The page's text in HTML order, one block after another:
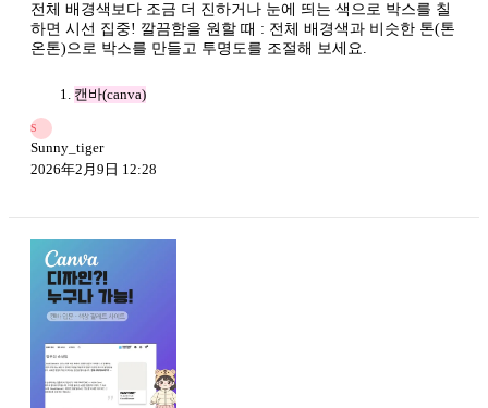
전체 배경색보다 조금 더 진하거나 눈에 띄는 색으로 박스를 칠
하면 시선 집중! 깔끔함을 원할 때 : 전체 배경색과 비슷한 톤(톤
온톤)으로 박스를 만들고 투명도를 조절해 보세요. ​ ​
캔바(canva)
S
Sunny_tiger
2026年2月9日 12:28